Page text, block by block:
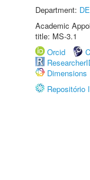
Department:
Academic
title: MS-3.1
Orcid
Dimensions
Repositório